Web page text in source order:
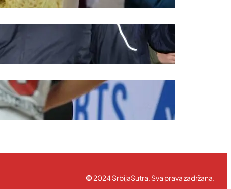
©2024 SrbijaSutra. Sva prava zadržana.